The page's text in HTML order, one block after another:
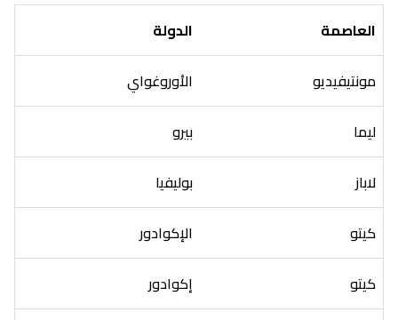
العاصمة
الدولة
مونتيفيديو
الأوروغواي
ليما
بيرو
لاباز
بوليفيا
كيتو
الإكوادور
كيتو
إكوادور